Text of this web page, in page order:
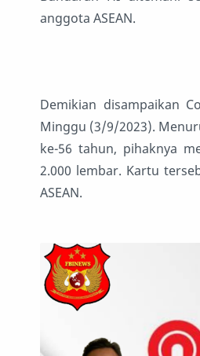
anggota ASEAN.
Demikian disampaikan
Minggu (3/9/2023).
ke-56 tahun, pihaknya
2.000 lembar. Kartu
ASEAN.